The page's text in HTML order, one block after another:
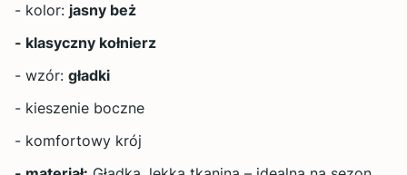
- kolor: jasny beż
- klasyczny kołnierz
- wzór: gładki
- kieszenie boczne
- komfortowy krój